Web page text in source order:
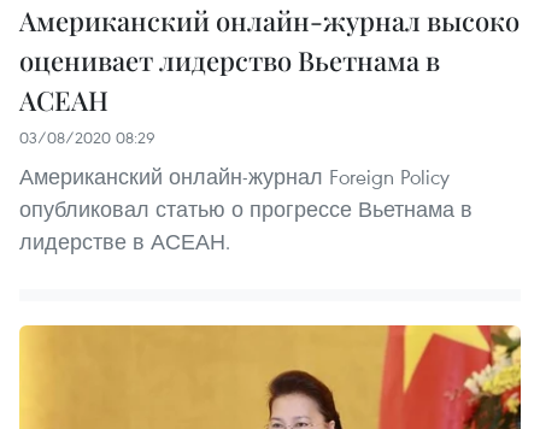
Американский онлайн-журнал высоко
оценивает лидерство Вьетнама в
АСЕАН
03/08/2020 08:29
Американский онлайн-журнал Foreign Policy
опубликовал статью о прогрессе Вьетнама в
лидерстве в АСЕАН.